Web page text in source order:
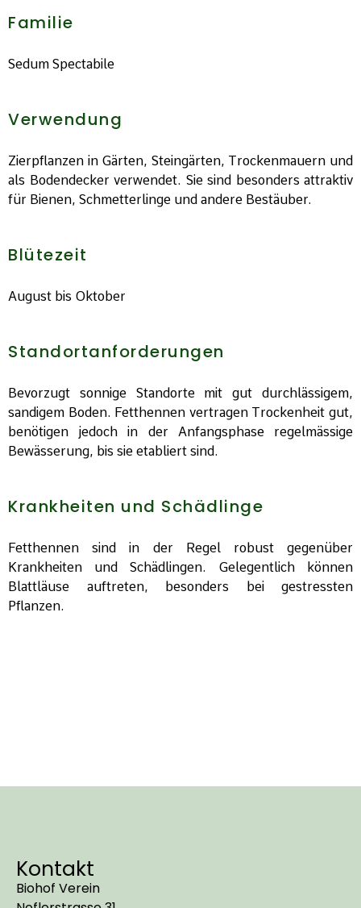
Familie
Sedum Spectabile
Verwendung
Zierpflanzen in Gärten, Steingärten, Trockenmauern und
als Bodendecker verwendet. Sie sind besonders attraktiv
für Bienen, Schmetterlinge und andere Bestäuber.
Blütezeit
August bis Oktober
Standortanforderungen
Bevorzugt sonnige Standorte mit gut durchlässigem,
sandigem Boden. Fetthennen vertragen Trockenheit gut,
benötigen jedoch in der Anfangsphase regelmässige
Bewässerung, bis sie etabliert sind.
Krankheiten und Schädlinge
Fetthennen sind in der Regel robust gegenüber
Krankheiten und Schädlingen. Gelegentlich können
Blattläuse auftreten, besonders bei gestressten
Pflanzen.
Kontakt
Biohof Verein